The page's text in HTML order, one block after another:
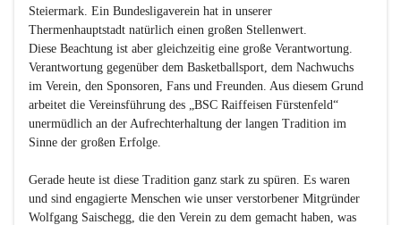
Steiermark. Ein Bundesligaverein hat in unserer
Thermenhauptstadt natürlich einen großen Stellenwert.
Diese Beachtung ist aber gleichzeitig eine große Verantwortung.
Verantwortung gegenüber dem Basketballsport, dem Nachwuchs
im Verein, den Sponsoren, Fans und Freunden. Aus diesem Grund
arbeitet die Vereinsführung des „BSC Raiffeisen Fürstenfeld“
unermüdlich an der Aufrechterhaltung der langen Tradition im
Sinne der großen Erfolge.
Gerade heute ist diese Tradition ganz stark zu spüren. Es waren
und sind engagierte Menschen wie unser verstorbener Mitgründer
Wolfgang Saischegg, die den Verein zu dem gemacht haben, was